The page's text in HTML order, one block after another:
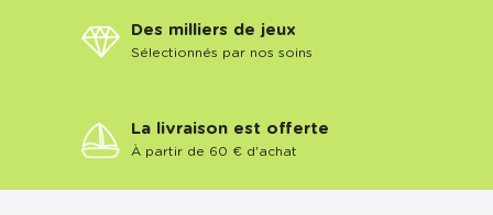
Des milliers de jeux
Sélectionnés par nos soins
La livraison est offerte
À partir de 60 € d'achat